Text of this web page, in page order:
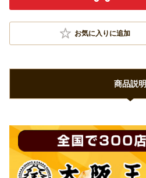
お気に入りに追加
商品説明